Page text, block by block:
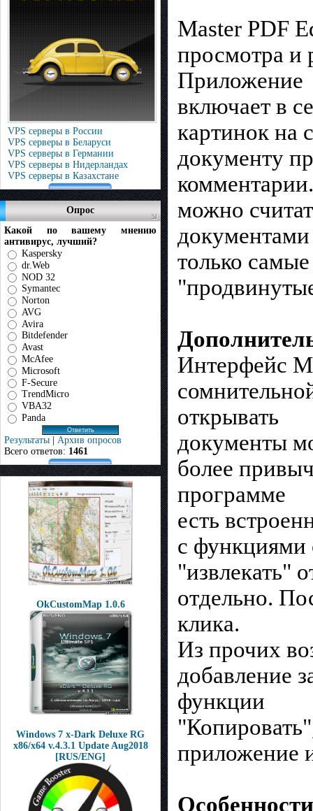
VPS серверы в России
VPS серверы в Беларуси
VPS серверы в Германии
VPS серверы в Нидерландах
VPS серверы в Казахстане
Опрос
Какой по вашему мнению
антивирус, лучший?
Kaspersky
dr.Web
NOD 32
Symantec
Norton
AVG
Avira
Bitdefender
Avast
McAfee
Microsoft
F-Secure
TrendMicro
VBA32
Panda
Результаты | Архив опросов
Всего ответов: 1461
OkCustomMap 1.0.6
Windows 7 x-Dark Deluxe RG
x86/x64 v.4.3.1 Update Aug2018
[RUS/ENG]
Master PDF
просмотра и
Приложение
включает в
картинок на
документу
можно
только самые
Интерфейс
открывать
документы
более
программе
есть
с функциями
"извлекать"
отдельно.
клика.
Из прочих
добавление
функции
приложение